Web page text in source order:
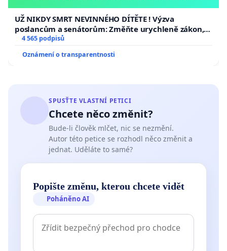
UŽ NIKDY SMRT NEVINNÉHO DÍTĚTE ! Výzva
poslancům a senátorům: Změňte urychleně zákon,
aby se tragédie malé Viktorky už nemohla opakovat!
4 565 podpisů
Oznámení o transparentnosti
SPUSŤTE VLASTNÍ PETICI
Chcete něco změnit?
Bude-li člověk mlčet, nic se nezmění.
Autor této petice se rozhodl něco změnit a
jednat. Uděláte to samé?
Popište změnu, kterou chcete vidět
Poháněno AI